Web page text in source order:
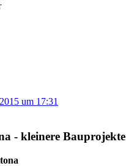
um 17:31
- kleinere Bauprojekte